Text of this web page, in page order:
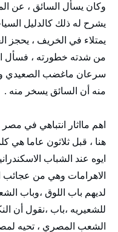
وكان يسأل السائق ، عن
يشرح له ذلك كالدليل
يمتلاء في الخريف ، يحجز
من شدته خطورته ، فسأل
سرعان ماغضب الصعيدي
منه أن السائق يسخر منه .
اهم مااثار انتباهي في
هنا ، قبل ثلاثون عاما هي
ايوه عند الشباب
الاهرامات وهي من عجائب
لديهم باب اللوق ،وباب
للشعيريه ،باب ،نقول أن
الشعب المصري ، تحيه